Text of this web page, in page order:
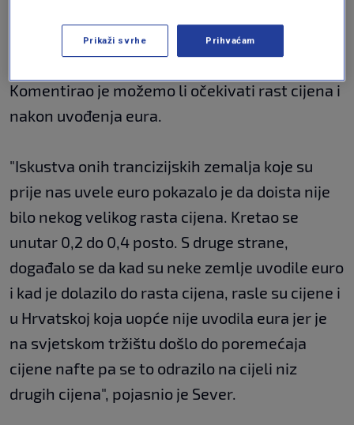
utjecaj na građane ima rast cijena hrane i
Komentirao je možemo li očekivati rast cijena i
nakon uvođenja eura.
"Iskustva onih trancizijskih zemalja koje su
prije nas uvele euro pokazalo je da doista nije
bilo nekog velikog rasta cijena. Kretao se
unutar 0,2 do 0,4 posto. S druge strane,
događalo se da kad su neke zemlje uvodile euro
i kad je dolazilo do rasta cijena, rasle su cijene i
u Hrvatskoj koja uopće nije uvodila eura jer je
na svjetskom tržištu došlo do poremećaja
cijene nafte pa se to odrazilo na cijeli niz
drugih cijena", pojasnio je Sever.
Prikaži svrhe Prihvaćam